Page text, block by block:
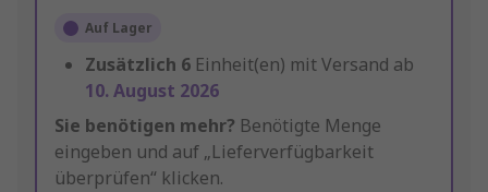
Auf Lager
Zusätzlich 6 Einheit(en) mit Versand ab
10. August 2026
Sie benötigen mehr? Benötigte Menge
eingeben und auf „Lieferverfügbarkeit
überprüfen“ klicken.